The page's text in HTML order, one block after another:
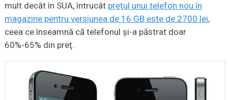
mult decât în SUA, întrucât preţul unui telefon nou în
magazine pentru versiunea de 16 GB este de 2700 lei,
ceea ce înseamnă că telefonul şi-a păstrat doar
60%-65% din preţ.